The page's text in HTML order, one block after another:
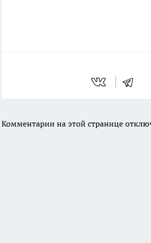
Комментарии на этой странице